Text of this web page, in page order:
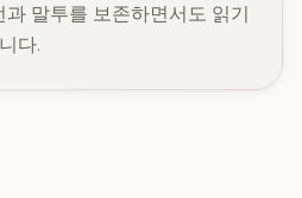
말투를 보존하면서도 읽기
다.